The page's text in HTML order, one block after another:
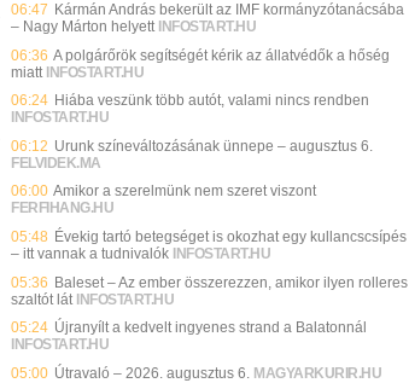
06:47 Kármán András bekerült az IMF kormányzótanácsába
– Nagy Márton helyett INFOSTART.HU
06:36 A polgárőrök segítségét kérik az állatvédők a hőség
miatt INFOSTART.HU
06:24 Hiába veszünk több autót, valami nincs rendben
INFOSTART.HU
06:12 Urunk színeváltozásának ünnepe – augusztus 6.
FELVIDEK.MA
06:00 Amikor a szerelmünk nem szeret viszont
FERFIHANG.HU
05:48 Évekig tartó betegséget is okozhat egy kullancscsípés
– itt vannak a tudnivalók INFOSTART.HU
05:36 Baleset – Az ember összerezzen, amikor ilyen rolleres
szaltót lát INFOSTART.HU
05:24 Újranyílt a kedvelt ingyenes strand a Balatonnál
INFOSTART.HU
05:00 Útravaló – 2026. augusztus 6. MAGYARKURIR.HU